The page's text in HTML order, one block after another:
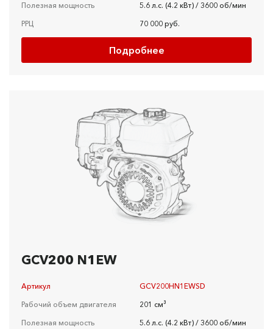
Полезная мощность
5.6 л.c. (4.2 кBт) / 3600 об/мин
РРЦ
70 000 руб.
Подробнее
GCV200 N1EW
Артикул
GCV200HN1EWSD
Рабочий объем двигателя
201 см³
Полезная мощность
5.6 л.c. (4.2 кBт) / 3600 об/мин